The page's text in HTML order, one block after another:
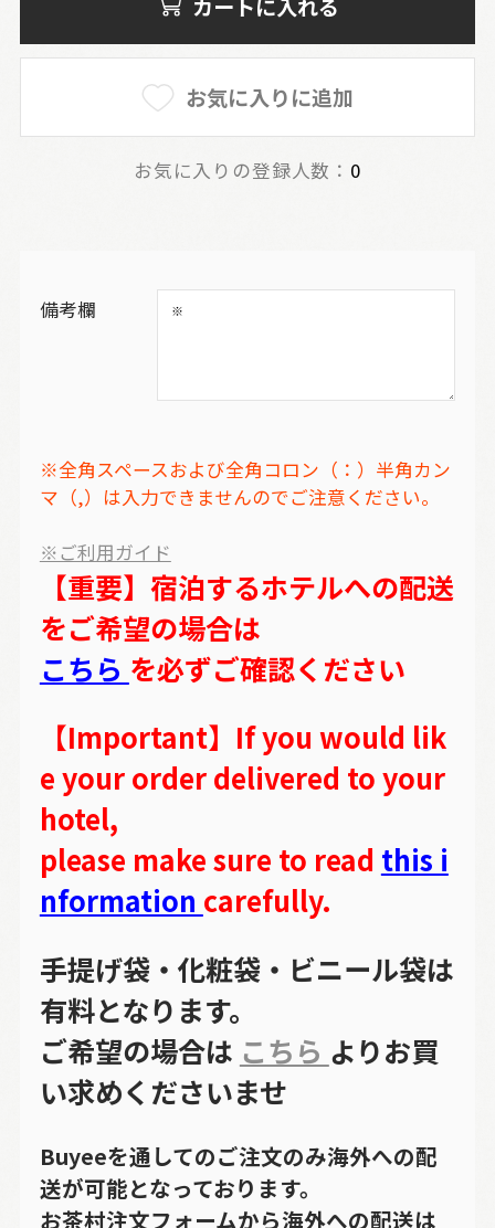
カートに入れる
お気に入りに追加
お気に入りの登録人数： 0
備考欄
※全角スペースおよび全角コロン（：）半角カン
マ（,）は入力できませんのでご注意ください。
※ご利用ガイド
【重要】宿泊するホテルへの配送
をご希望の場合は
こちら を必ずご確認ください
【Important】If you would lik
e your order delivered to your
hotel,
please make sure to read this i
nformation carefully.
手提げ袋・化粧袋・ビニール袋は
有料となります。
ご希望の場合は こちら よりお買
い求めくださいませ
Buyeeを通してのご注文のみ海外への配
送が可能となっております。
お茶村注文フォームから海外への配送は